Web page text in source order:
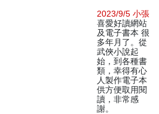
2023/9/5 小張
喜愛好讀網站
及電子書本 很
多年月了。從
武俠小說起
始，到各種書
類，幸得有心
人製作電子本
供方便取用閱
讀，非常感
謝。